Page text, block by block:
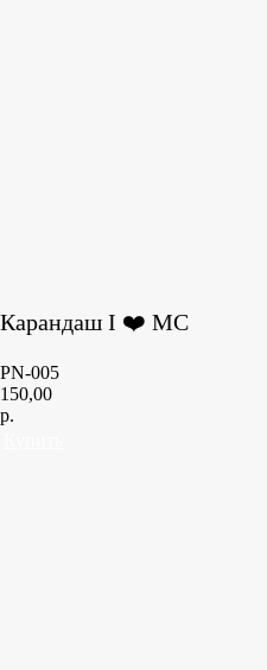
Карандаш I ❤️ MC
PN-005
150,00
р.